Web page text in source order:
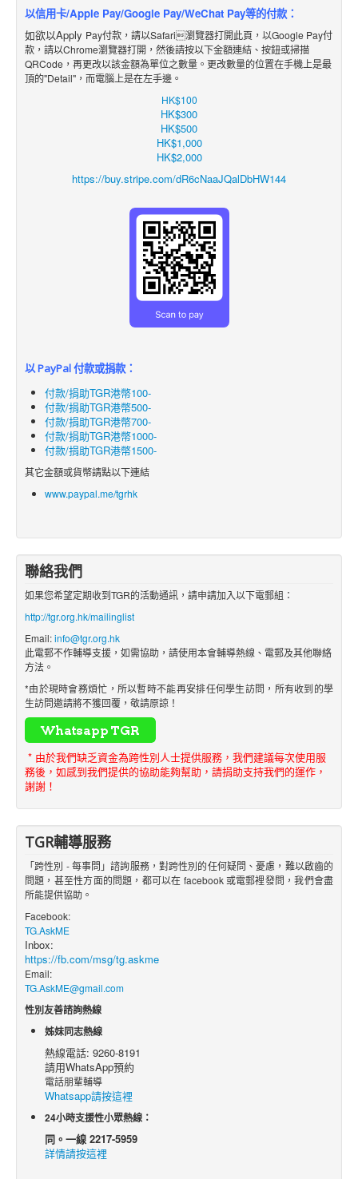
以信用卡/Apple Pay/Google Pay/WeChat Pay等的付款：
如欲以Apply Pay付款，請以Safari瀏覽器打開此頁，以Google Pay付
款，請以Chrome瀏覽器打開，然後請按以下金額連結 、 按鈕或掃描
QRCode，再更改以該金額為單位之數量。更改數量的位置在手機上是最
頂的"Detail"，而電腦上是在左手邊。
HK$100
HK$300
HK$500
HK$1,000
HK$2,000
https://buy.stripe.com/dR6cNaaJQalDbHW144
以 PayPal 付款或捐款：
付款/捐助TGR港幣100-
付款/捐助TGR港幣500-
付款/捐助TGR港幣700-
付款/捐助TGR港幣1000-
付款/捐助TGR港幣1500-
其它金額或貨幣請點以下連結
www.paypal.me/tgrhk
聯絡我們
如果您希望定期收到TGR的活動通訊，請申請加入以下電郵組：
http://tgr.org.hk/mailinglist
Email:info@tgr.org.hk
此電郵不作輔導支援，如需協助，請使用本會輔導熱線、電郵及其他聯絡
方法。
*由於現時會務煩忙，所以暫時不能再安排任何學生訪問，所有收到的學
生訪問邀請將不獲回覆，敬請原諒！
* 由於我們缺乏資金為跨性別人士提供服務，我們建議每次使用服
務後，如感到我們提供的協助能夠幫助，請捐助支持我們的運作，
謝謝！
TGR輔導服務
「跨性別 - 每事問」諮詢服務，對跨性別的任何疑問、憂慮，難以啟齒的
問題，甚至性方面的問題，都可以在 facebook 或電郵裡發問，我們會盡
所能提供協助。
Facebook:
TG.AskME
Inbox:
https://fb.com/msg/tg.askme
Email:
TG.AskME@gmail.com
性別友善諮詢熱線
姊妹同志熱線
熱線電話: 9260-8191
請用WhatsApp預約
電話朋輩輔導
Whatsapp請按這裡
24小時支援性小眾熱線：
同。一線 2217-5959
詳情請按這裡